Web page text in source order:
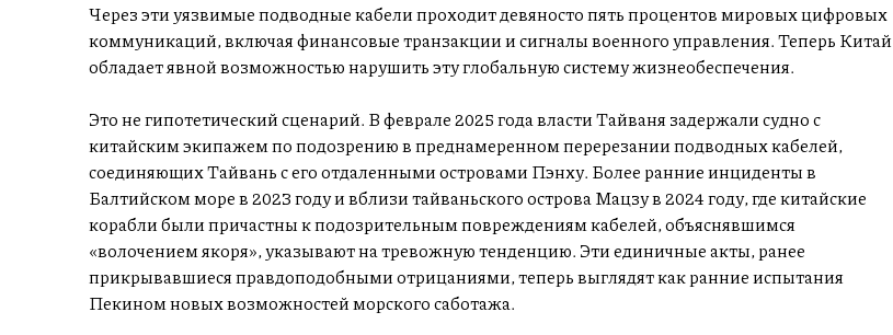
Через эти уязвимые подводные кабели проходит девяносто пять процентов мировых цифровых
коммуникаций, включая финансовые транзакции и сигналы военного управления. Теперь Китай
обладает явной возможностью нарушить эту глобальную систему жизнеобеспечения.
Это не гипотетический сценарий. В феврале 2025 года власти Тайваня задержали судно с
китайским экипажем по подозрению в преднамеренном перерезании подводных кабелей,
соединяющих Тайвань с его отдаленными островами Пэнху. Более ранние инциденты в
Балтийском море в 2023 году и вблизи тайваньского острова Мацзу в 2024 году, где китайские
корабли были причастны к подозрительным повреждениям кабелей, объяснявшимся
«волочением якоря», указывают на тревожную тенденцию. Эти единичные акты, ранее
прикрывавшиеся правдоподобными отрицаниями, теперь выглядят как ранние испытания
Пекином новых возможностей морского саботажа.